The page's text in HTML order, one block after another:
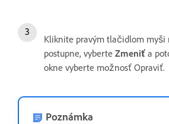
Kliknite pravým tlačidlom myši
postupne, vyberte Zmeniť a
okne vyberte možnosť Opraviť.
Poznámka